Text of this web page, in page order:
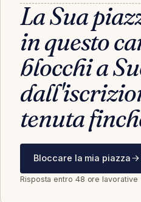
La Sua
in questo
blocchi a
tenuta
Bloccare la mia piazza
Risposta entro 48 ore lavorative